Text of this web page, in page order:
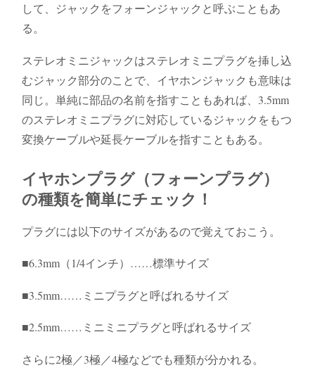
して、ジャックをフォーンジャックと呼ぶこともあ
る。
ステレオミニジャックはステレオミニプラグを挿し込
むジャック部分のことで、イヤホンジャックも意味は
同じ。単純に部品の名前を指すこともあれば、3.5mm
のステレオミニプラグに対応しているジャックをもつ
変換ケーブルや延長ケーブルを指すこともある。
イヤホンプラグ（フォーンプラグ）
の種類を簡単にチェック！
プラグには以下のサイズがあるので覚えておこう。
■6.3mm（1/4インチ）……標準サイズ
■3.5mm……ミニプラグと呼ばれるサイズ
■2.5mm……ミニミニプラグと呼ばれるサイズ
さらに2極／3極／4極などでも種類が分かれる。